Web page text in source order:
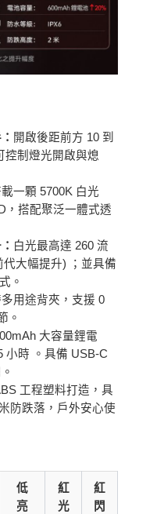
開啟後距前方 10 到
控制燈光開啟與熄
一顆 5700K 白光
，搭配聚泛一體式透
白光最高達 260 流
大幅提升) ；並具備
。
用途背夾，支援 0
。
大容量鋰電
小時 。具備 USB-C
工程塑料打造，具
防跌落，戶外安心使
低
亮
紅
光
紅
閃